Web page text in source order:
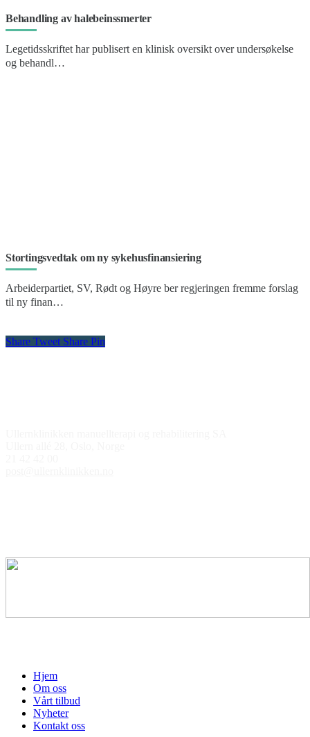
Behandling av halebeinssmerter
Legetidsskriftet har publisert en klinisk oversikt over undersøkelse
og behandl…
Stortingsvedtak om ny sykehusfinansiering
Arbeiderpartiet, SV, Rødt og Høyre ber regjeringen fremme forslag
til ny finan…
Share Tweet Share Pin
Hjem
Om oss
Vårt tilbud
Nyheter
Kontakt oss